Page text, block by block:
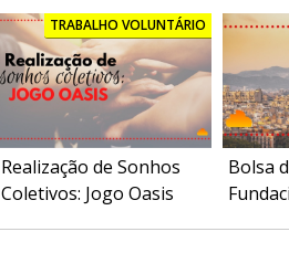
TRABALHO VOLUNTÁRIO
Realização de Sonhos
Coletivos: Jogo Oasis
Bolsa